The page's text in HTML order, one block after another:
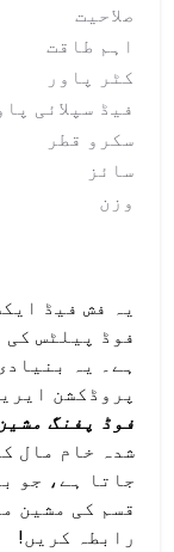
صلاحیت
اہم طاقت
کٹر پاور
فیڈ سپلائی
سکرو قطر
سائز
وزن
یہ فش فیڈ
فوڈ پیلٹس
ہے۔ یہ
پروڈکشن
فوڈ پفنگ
شدہ خام مال
جاتا ہے، جو
قسم کی مشین
رابطہ کریں!